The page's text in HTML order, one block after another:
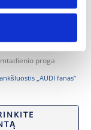
proga
„AUDI fanas”